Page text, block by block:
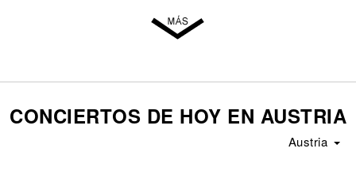
CONCIERTOS DE HOY EN AUSTRIA
Austria